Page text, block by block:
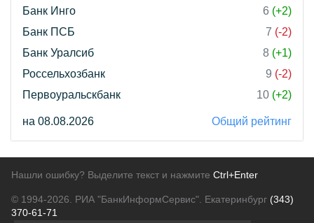
Банк Инго
6 (+2)
Банк ПСБ
7 (-2)
Банк Уралсиб
8 (+1)
Россельхозбанк
9 (-2)
Первоуральскбанк
10 (+2)
на 08.08.2026 Общий рейтинг
Нашли ошибку? Выделите текст и нажмите Ctrl+Enter
© 1994-2026. РИА "БанкИнформСервис". Екатеринбург (343)
370-61-71